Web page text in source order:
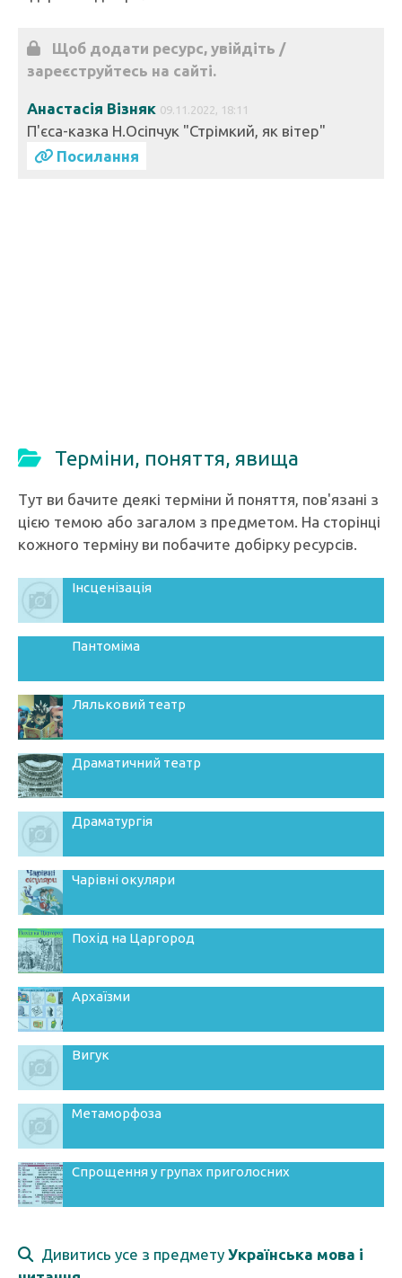
Щоб додати ресурс, увійдіть /
зареєструйтесь на сайті.
Анастасія Візняк 09.11.2022, 18:11
П'єса-казка Н.Осіпчук "Стрімкий, як вітер"
Посилання
Терміни, поняття, явища
Тут ви бачите деякі терміни й поняття, пов'язані з
цією темою або загалом з предметом. На сторінці
кожного терміну ви побачите добірку ресурсів.
Інсценізація
Пантоміма
Ляльковий театр
Драматичний театр
Драматургія
Чарівні окуляри
Похід на Царгород
Архаїзми
Вигук
Метаморфоза
Спрощення у групах приголосних
Дивитись усе з предмету Українська мова і